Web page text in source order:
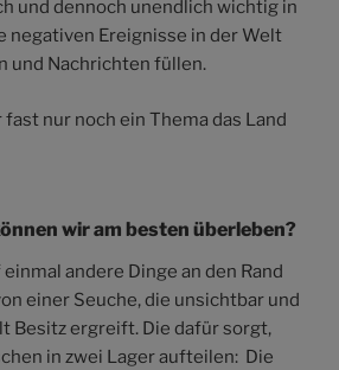
und dennoch unendlich wichtig in
negativen Ereignisse in der Welt
und Nachrichten füllen.
fast nur noch ein Thema das Land
wir am besten überleben?
andere Dinge an den Rand
einer Seuche, die unsichtbar und
Besitz ergreift. Die dafür sorgt,
in zwei Lager aufteilen: Die